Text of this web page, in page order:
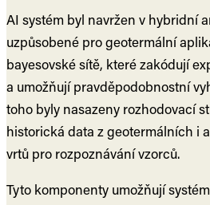
AI systém byl navržen v hybridní
uzpůsobené pro geotermální
bayesovské sítě, které zakódují
a umožňují pravděpodobnostní
toho byly nasazeny rozhodovací
historická data z geotermálních i
vrtů pro rozpoznávání vzorců.
Tyto komponenty umožňují